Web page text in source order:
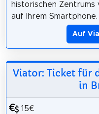
historischen Zentrums
auf Ihrem
Auf
Viator: Ticket für
in
15€